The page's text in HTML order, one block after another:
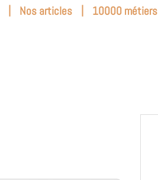
| Nos articles | 10000 métiers